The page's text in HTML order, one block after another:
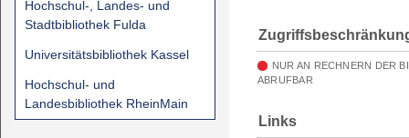
Hochschul-, Landes- und
Stadtbibliothek Fulda
Universitätsbibliothek Kassel
Hochschul- und
Landesbibliothek RheinMain
NUR AN RECHNERN DER
ABRUFBAR
Links